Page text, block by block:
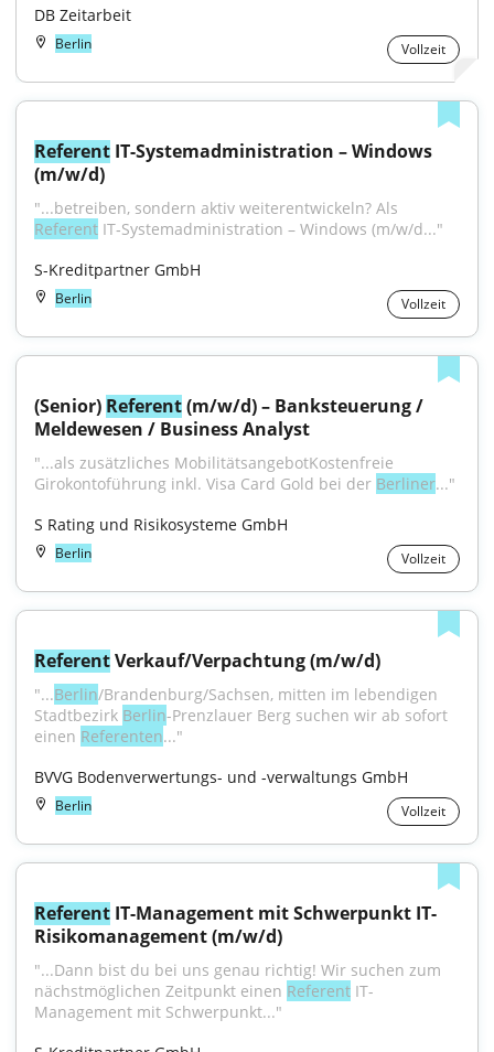
DB Zeitarbeit
Berlin Vollzeit
Referent IT-Systemadministration – Windows
(m/w/d)
Referent IT‑System­administration – Windows (m/w/d..."
S-Kreditpartner GmbH
Berlin Vollzeit
(Senior) Referent (m/w/d) – Banksteuerung /
Meldewesen / Business Analyst
"...als zusätzliches MobilitätsangebotKostenfreie
Girokontoführung inkl. Visa Card Gold bei der Berliner..."
S Rating und Risikosysteme GmbH
Berlin Vollzeit
Referent Verkauf/Verpachtung (m/w/d)
"...Berlin/​​Brandenburg/​​Sachsen, mitten im lebendigen
Stadtbezirk Berlin-Prenzlauer Berg suchen wir ab sofort
einen Referenten..."
BVVG Bodenverwertungs- und -verwaltungs GmbH
Berlin Vollzeit
Referent IT-Management mit Schwerpunkt IT-
Risikomanagement (m/w/d)
"...Dann bist du bei uns genau richtig! Wir suchen zum
nächst­möglichen Zeitpunkt einen Referent IT-
Management mit Schwerpunkt..."